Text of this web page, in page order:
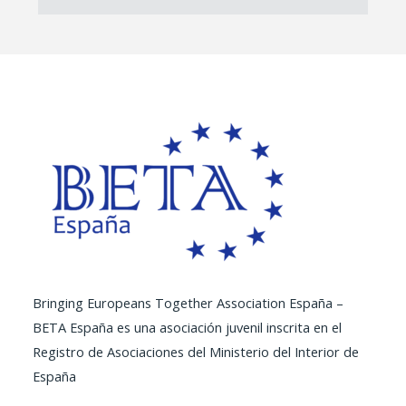
Bringing Europeans Together Association España –
BETA España es una asociación juvenil inscrita en el
Registro de Asociaciones del Ministerio del Interior de
España